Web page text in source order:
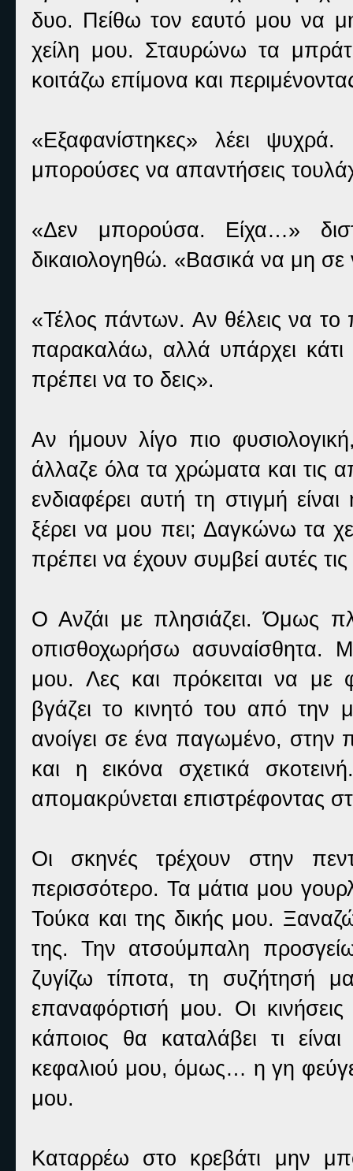
δυο. Πείθω τον εαυτό μου να
χείλη μου. Σταυρώνω τα
κοιτάζω επίμονα και
«Εξαφανίστηκες» λέει
μπορούσες να απαντήσεις
«Δεν μπορούσα. Είχα…»
δικαιολογηθώ. «Βασικά να μη σε
«Τέλος πάντων. Αν θέλεις να το
παρακαλάω, αλλά υπάρχει
πρέπει να το δεις».
Αν ήμουν λίγο πιο
άλλαζε όλα τα χρώματα και τις
ενδιαφέρει αυτή τη στιγμή
ξέρει να μου πει; Δαγκώνω τα
πρέπει να έχουν συμβεί αυτές
Ο Ανζάι με πλησιάζει. Όμως
οπισθοχωρήσω ασυναίσθητα.
μου. Λες και πρόκειται να
βγάζει το κινητό του από την
ανοίγει σε ένα παγωμένο, στην
και η εικόνα σχετικά
απομακρύνεται επιστρέφοντας
Οι σκηνές τρέχουν στην
περισσότερο. Τα μάτια μου
Τούκα και της δικής μου.
της. Την ατσούμπαλη
ζυγίζω τίποτα, τη συζήτησή
επαναφόρτισή μου. Οι
κάποιος θα καταλάβει τι
κεφαλιού μου, όμως… η γη
μου.
Καταρρέω στο κρεβάτι μην